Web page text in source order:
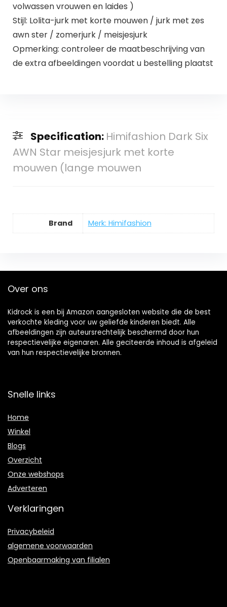
volwassen vrouwen en laides )
Stijl: Lolita-jurk met korte mouwen / jurk met zes
awn ster / zomerjurk / meisjesjurk
Opmerking: controleer de maatbeschrijving van
de extra afbeeldingen voordat u bestelling plaatst
Specification: Himifashion Dark Six
AWN Star meisjesjurk met korte
mouwen (lange mouwen
Brand Merk: Himifashion
Over ons
Kidrock is een bij Amazon aangesloten website die de best
verkochte kleding voor uw geliefde kinderen biedt. Alle
afbeeldingen zijn auteursrechtelijk beschermd door hun
respectievelijke eigenaren. Alle geciteerde inhoud is afgeleid
van hun respectievelijke bronnen.
Snelle links
Home
Winkel
Blogs
Overzicht
Onze webshops
Adverteren
Verklaringen
Privacybeleid
algemene voorwaarden
Openbaarmaking van filialen